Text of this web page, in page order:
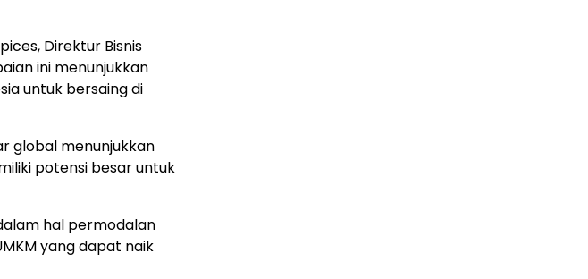
Direktur Bisnis
ini menunjukkan
untuk bersaing di
global menunjukkan
potensi besar untuk
hal permodalan
yang dapat naik